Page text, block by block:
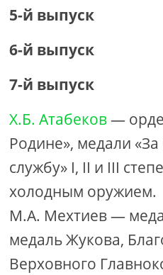
5-й выпуск
6-й выпуск
7-й выпуск
Х.Б. Атабеков—
Родине», медали
службу» I, II и III
холодным оружием.
М.А. Мехтиев —
медаль Жукова,
Верховного